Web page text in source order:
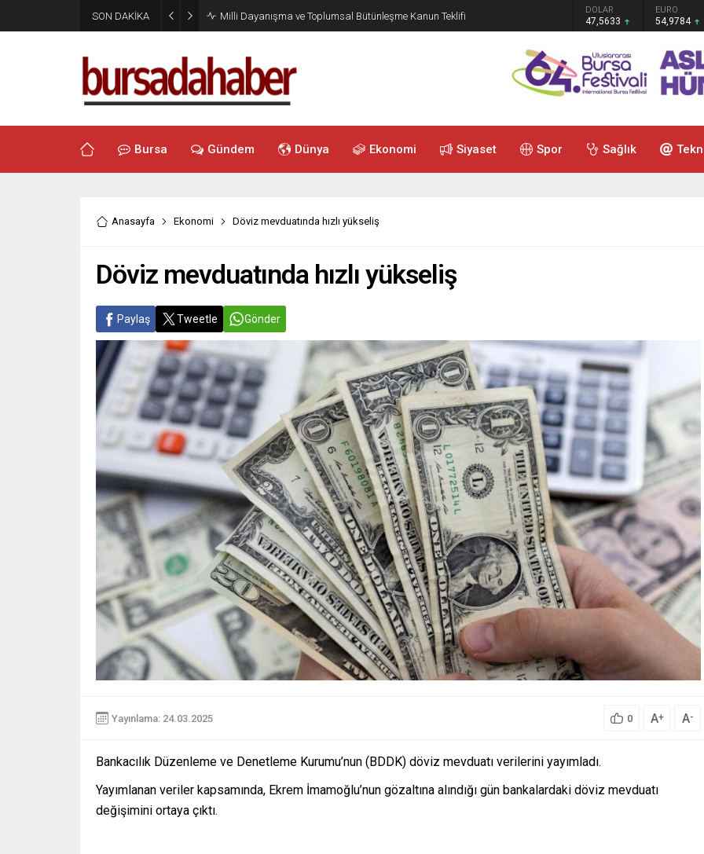
SON DAKİKA Milli Dayanışma ve Toplumsal Bütünleşme Kanun Teklifi DOLAR
47,5633
EURO
54,9784
Bursa Gündem Dünya Ekonomi Siyaset Spor Sağlık
Anasayfa Ekonomi Döviz mevduatında hızlı yükseliş
Döviz mevduatında hızlı yükseliş
Paylaş Tweetle Gönder
Yayınlama: 24.03.2025 0 A+ A-
Bankacılık Düzenleme ve Denetleme Kurumu’nun (BDDK) döviz mevduatı verilerini yayımladı.
Yayımlanan veriler kapsamında, Ekrem İmamoğlu’nun gözaltına alındığı gün bankalardaki döviz mevduatı
değişimini ortaya çıktı.